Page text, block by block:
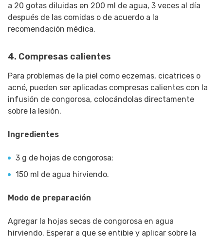
a 20 gotas diluidas en 200 ml de agua, 3 veces al día
después de las comidas o de acuerdo a la
recomendación médica.
4. Compresas calientes
Para problemas de la piel como eczemas, cicatrices o
acné, pueden ser aplicadas compresas calientes con la
infusión de congorosa, colocándolas directamente
sobre la lesión.
Ingredientes
3 g de hojas de congorosa;
150 ml de agua hirviendo.
Modo de preparación
Agregar la hojas secas de congorosa en agua
hirviendo. Esperar a que se entibie y aplicar sobre la